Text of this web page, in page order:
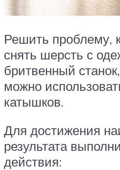
Решить проблему,
снять шерсть с
бритвенный
можно
катышков.
Для достижения
результата
действия: